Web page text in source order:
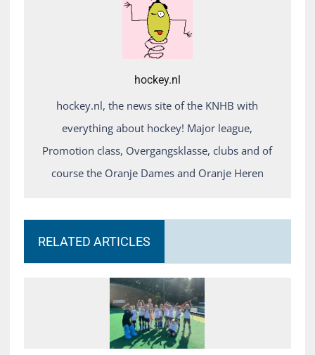
hockey.nl
hockey.nl, the news site of the KNHB with
everything about hockey! Major league,
Promotion class, Overgangsklasse, clubs and of
course the Oranje Dames and Oranje Heren
RELATED ARTICLES